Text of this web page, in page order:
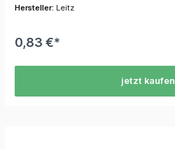
Hersteller: Leitz
0,83 €*
jetzt kaufen